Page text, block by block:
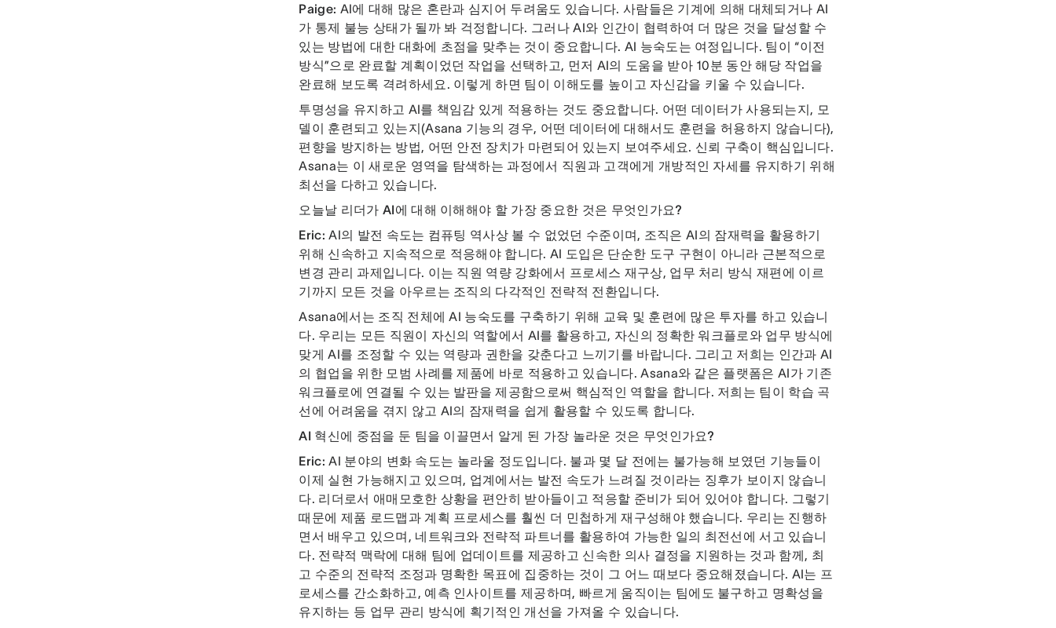
Paige: AI에 대해 많은 혼란과 심지어 두려움도 있습니다. 사람들은 기계에 의해 대체되거나 AI
가 통제 불능 상태가 될까 봐 걱정합니다. 그러나 AI와 인간이 협력하여 더 많은 것을 달성할 수
있는 방법에 대한 대화에 초점을 맞추는 것이 중요합니다. AI 능숙도는 여정입니다. 팀이 “이전
방식”으로 완료할 계획이었던 작업을 선택하고, 먼저 AI의 도움을 받아 10분 동안 해당 작업을
완료해 보도록 격려하세요. 이렇게 하면 팀이 이해도를 높이고 자신감을 키울 수 있습니다.
투명성을 유지하고 AI를 책임감 있게 적용하는 것도 중요합니다. 어떤 데이터가 사용되는지, 모
델이 훈련되고 있는지(Asana 기능의 경우, 어떤 데이터에 대해서도 훈련을 허용하지 않습니다),
편향을 방지하는 방법, 어떤 안전 장치가 마련되어 있는지 보여주세요. 신뢰 구축이 핵심입니다.
Asana는 이 새로운 영역을 탐색하는 과정에서 직원과 고객에게 개방적인 자세를 유지하기 위해
최선을 다하고 있습니다.
오늘날 리더가 AI에 대해 이해해야 할 가장 중요한 것은 무엇인가요?
Eric: AI의 발전 속도는 컴퓨팅 역사상 볼 수 없었던 수준이며, 조직은 AI의 잠재력을 활용하기
위해 신속하고 지속적으로 적응해야 합니다. AI 도입은 단순한 도구 구현이 아니라 근본적으로
변경 관리 과제입니다. 이는 직원 역량 강화에서 프로세스 재구상, 업무 처리 방식 재편에 이르
기까지 모든 것을 아우르는 조직의 다각적인 전략적 전환입니다.
Asana에서는 조직 전체에 AI 능숙도를 구축하기 위해 교육 및 훈련에 많은 투자를 하고 있습니
다. 우리는 모든 직원이 자신의 역할에서 AI를 활용하고, 자신의 정확한 워크플로와 업무 방식에
맞게 AI를 조정할 수 있는 역량과 권한을 갖춘다고 느끼기를 바랍니다. 그리고 저희는 인간과 AI
의 협업을 위한 모범 사례를 제품에 바로 적용하고 있습니다. Asana와 같은 플랫폼은 AI가 기존
워크플로에 연결될 수 있는 발판을 제공함으로써 핵심적인 역할을 합니다. 저희는 팀이 학습 곡
선에 어려움을 겪지 않고 AI의 잠재력을 쉽게 활용할 수 있도록 합니다.
AI 혁신에 중점을 둔 팀을 이끌면서 알게 된 가장 놀라운 것은 무엇인가요?
Eric: AI 분야의 변화 속도는 놀라울 정도입니다. 불과 몇 달 전에는 불가능해 보였던 기능들이
이제 실현 가능해지고 있으며, 업계에서는 발전 속도가 느려질 것이라는 징후가 보이지 않습니
다. 리더로서 애매모호한 상황을 편안히 받아들이고 적응할 준비가 되어 있어야 합니다. 그렇기
때문에 제품 로드맵과 계획 프로세스를 훨씬 더 민첩하게 재구성해야 했습니다. 우리는 진행하
면서 배우고 있으며, 네트워크와 전략적 파트너를 활용하여 가능한 일의 최전선에 서고 있습니
다. 전략적 맥락에 대해 팀에 업데이트를 제공하고 신속한 의사 결정을 지원하는 것과 함께, 최
고 수준의 전략적 조정과 명확한 목표에 집중하는 것이 그 어느 때보다 중요해졌습니다. AI는 프
로세스를 간소화하고, 예측 인사이트를 제공하며, 빠르게 움직이는 팀에도 불구하고 명확성을
유지하는 등 업무 관리 방식에 획기적인 개선을 가져올 수 있습니다.